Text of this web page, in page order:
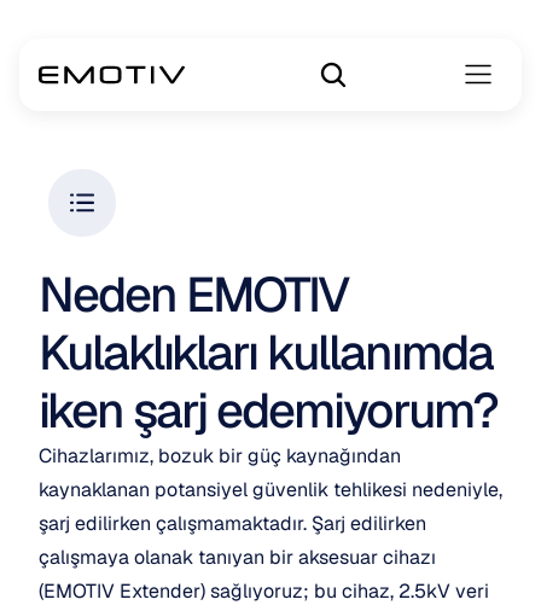
Neden EMOTIV
Kulaklıkları kullanımda
iken şarj edemiyorum?
Cihazlarımız, bozuk bir güç kaynağından
kaynaklanan potansiyel güvenlik tehlikesi nedeniyle,
şarj edilirken çalışmamaktadır. Şarj edilirken
çalışmaya olanak tanıyan bir aksesuar cihazı
(EMOTIV Extender) sağlıyoruz; bu cihaz, 2.5kV veri